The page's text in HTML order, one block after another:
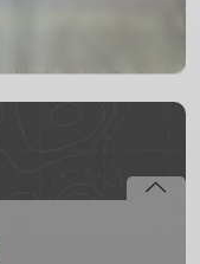
zusammen